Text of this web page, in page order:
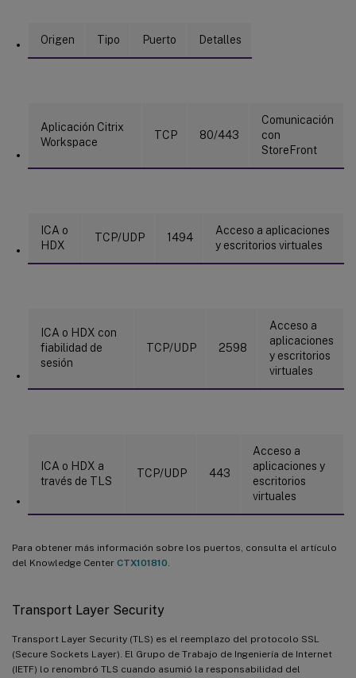
Origen Tipo Puerto Detalles
Aplicación Citrix
Workspace
TCP 80/443
Comunicación
con
StoreFront
ICA o
HDX
TCP/UDP 1494
Acceso a aplicaciones
y escritorios virtuales
ICA o HDX con
fiabilidad de
sesión
TCP/UDP 2598
Acceso a
aplicaciones
y escritorios
virtuales
ICA o HDX a
través de TLS
TCP/UDP 443
Acceso a
aplicaciones y
escritorios
virtuales
Para obtener más información sobre los puertos, consulta el artículo
del Knowledge Center CTX101810
Transport Layer Security
Transport Layer Security (TLS) es el reemplazo del protocolo SSL
(Secure Sockets Layer). El Grupo de Trabajo de Ingeniería de Internet
(IETF) lo renombró TLS cuando asumió la responsabilidad del